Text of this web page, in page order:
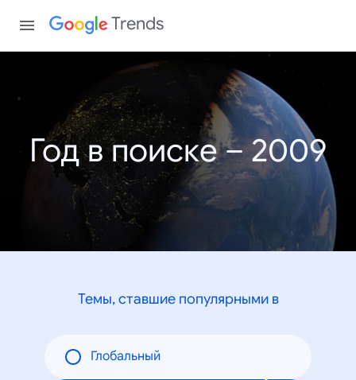
Trends
Год в поиске – 2009
Темы, ставшие популярными в
Глобальный